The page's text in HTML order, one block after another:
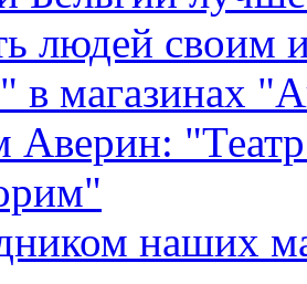
людей своим
в магазинах
наших